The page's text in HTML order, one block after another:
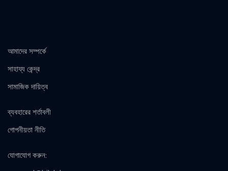
আমাদের সম্পর্কে
সাহায্য কেন্দ্র
সামাজিক দায়িত্ব
ব্যবহারের শর্তাবলী
গোপনীয়তা নীতি
যোগাযোগ করুন: